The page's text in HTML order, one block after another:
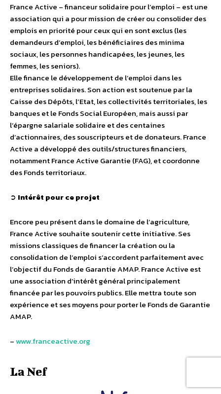
France Active – financeur solidaire pour l’emploi – est une
association qui a pour mission de créer ou consolider des
emplois en priorité pour ceux qui en sont exclus (les
demandeurs d’emploi, les bénéficiaires des minima
sociaux, les personnes handicapées, les jeunes, les
femmes, les seniors).
Elle finance le développement de l’emploi dans les
entreprises solidaires. Son action est soutenue par la
Caisse des Dépôts, l’Etat, les collectivités territoriales, les
banques et le Fonds Social Européen, mais aussi par
l’épargne salariale solidaire et des centaines
d’actionnaires, des souscripteurs et de donateurs. France
Active a développé des outils/structures financiers,
notamment France Active Garantie (FAG), et coordonne
des Fonds territoriaux.
➲ Intérêt pour ce projet
Encore peu présent dans le domaine de l’agriculture,
France Active souhaite soutenir cette initiative. Ses
missions classiques de financer la création ou la
consolidation de l’emploi s’accordent parfaitement avec
l’objectif du Fonds de Garantie AMAP. France Active est
une association d’intérêt général principalement
financée par les pouvoirs publics. Elle mettra toute son
expérience et ses moyens pour porter le Fonds de Garantie
AMAP.
–www.franceactive.org
La Nef